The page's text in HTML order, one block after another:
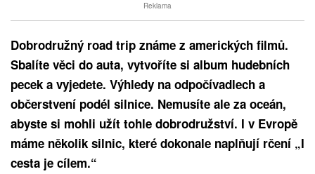
Reklama
Dobrodružný road trip známe z amerických filmů.
Sbalíte věci do auta, vytvoříte si album hudebních
pecek a vyjedete. Výhledy na odpočívadlech a
občerstvení podél silnice. Nemusíte ale za oceán,
abyste si mohli užít tohle dobrodružství. I v Evropě
máme několik silnic, které dokonale naplňují rčení „I
cesta je cílem.“